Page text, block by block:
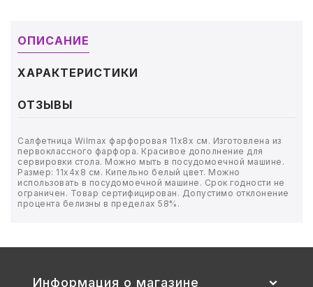
ДОМ И САД
ОФИС
ШКОЛА
ТЕХНИКА ДЛЯ ОФИСА
ПРОДУКТЫ ПИТАНИЯ
ХОЗТОВАРЫ
БУМАГА
ОПИСАНИЕ
ХАРАКТЕРИСТИКИ
ОТЗЫВЫ
Салфетница Wilmax фарфоровая 11x8x см. Изготовлена из
первоклассного фарфора. Красивое дополнение для
сервировки стола. Можно мыть в посудомоечной машине.
Размер: 11х4х8 см. Кипельно белый цвет. Можно
использовать в посудомоечной машине. Срок годности не
ограничен. Товар сертифицирован. Допустимо отклонение
процента белизны в пределах 58%.
Информация о магазине